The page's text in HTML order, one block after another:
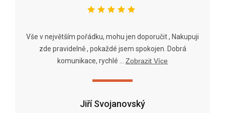
Jiří Svojanovský
Vše v největším pořádku, mohu jen doporučit , Nakupuji
zde pravidelně , pokaždé jsem spokojen. Dobrá
komunikace, rychlé ...
Zobrazit Více